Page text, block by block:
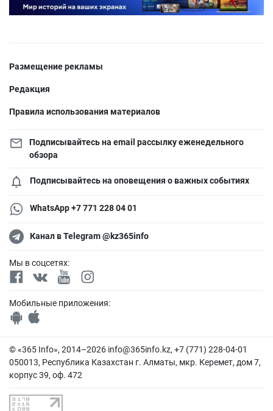
Размещение рекламы
Редакция
Правила использования материалов
Подписывайтесь на email рассылку еженедельного
обзора
Подписывайтесь на оповещения о важных событиях
WhatsApp +7 771 228 04 01
Канал в Telegram @kz365info
Мы в соцсетях:
Мобильные приложения:
© «365 Info», 2014–2026 info@365info.kz, +7 (771) 228-04-01
050013, Республика Казахстан г. Алматы, мкр. Керемет, дом 7,
корпус 39, оф. 472